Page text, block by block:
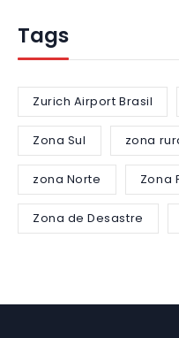
Tags
Zurich Airport Brasil
Zona Sul zona
zona Norte Zona
Zona de Desastre